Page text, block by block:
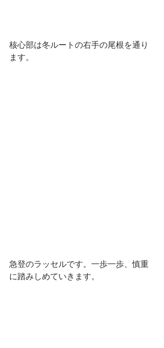
核心部は冬ルートの右手の尾根を通り
ます。
急登のラッセルです。一歩一歩、慎重
に踏みしめていきます。